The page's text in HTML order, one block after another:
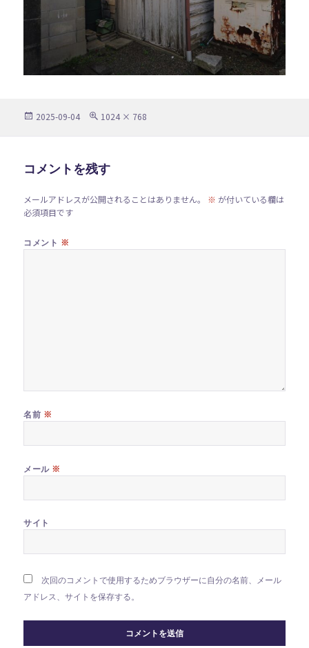
投
2025-09-04
フ
ズ
1024 × 768
コメントを残す
メールアドレスが公開されることはありません。 ※ が付いている欄は
必須項目です
コメント ※
名前 ※
メール ※
サイト
次回のコメントで使用するためブラウザーに自分の名前、メール
アドレス、サイトを保存する。